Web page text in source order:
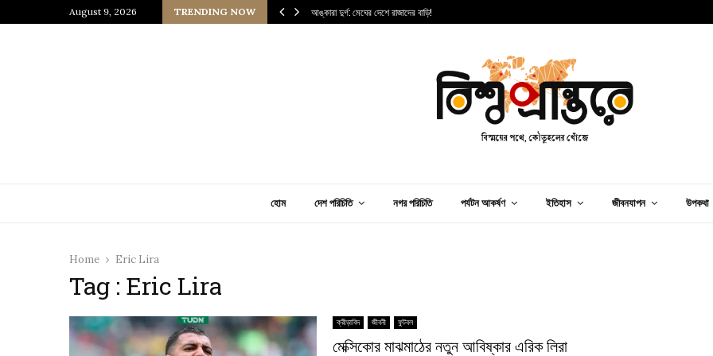
August 9, 2026 TRENDING NOW
উত্তরাধিকারীর গল্প আঙ্কারা দুর্গ: মেঘের দেশে রাজাদের বাড়ি!
হোম দেশ পরিচিতি নগর পরিচিতি পর্যটন আকর্ষণ ইতিহাস জীবনযাপন উপকথা
Home Eric Lira
Tag : Eric Lira
ক্রীড়াবিদ জীবনী ফুটবল
মেক্সিকোর মাঝমাঠের নতুন আবিষ্কার এরিক লিরা